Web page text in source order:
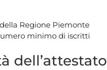
Regione Piemonte
minimo di iscritti
dell’attestato